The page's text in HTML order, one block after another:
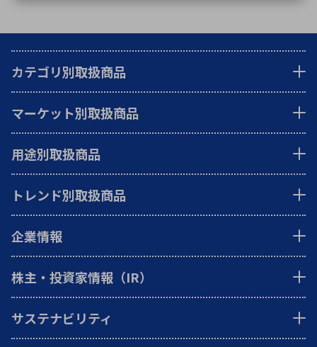
カテゴリ別取扱商品
マーケット別取扱商品
用途別取扱商品
トレンド別取扱商品
企業情報
株主・投資家情報（IR）
サステナビリティ